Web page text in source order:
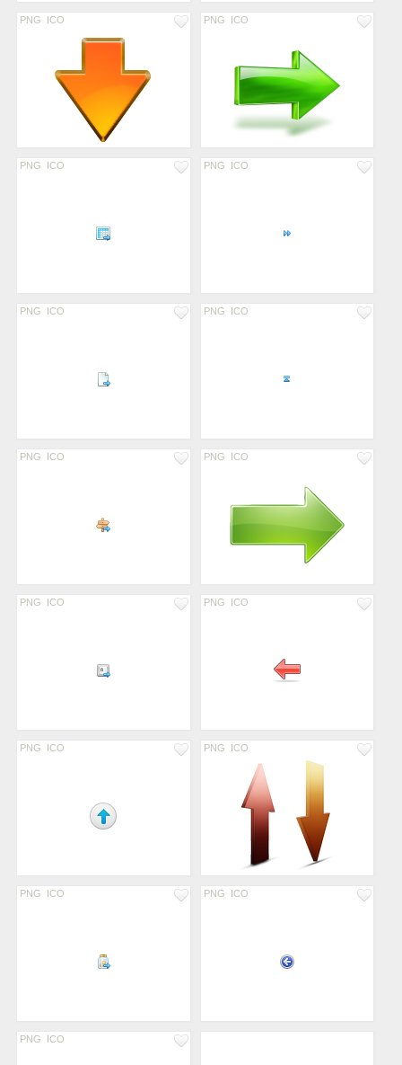
PNG ICO PNG ICO
PNG ICO PNG ICO
PNG ICO PNG ICO
PNG ICO PNG ICO
PNG ICO PNG ICO
PNG ICO PNG ICO
PNG ICO PNG ICO
PNG ICO